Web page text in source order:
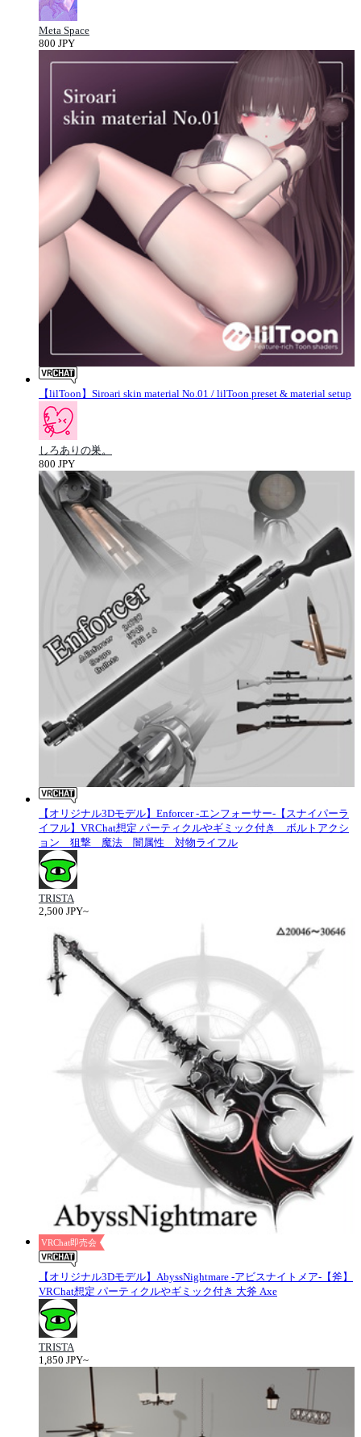
Meta Space
800 JPY
【lilToon】Siroari skin material No.01 / lilToon preset & material setup
しろありの巣。
800 JPY
【オリジナル3Dモデル】Enforcer -エンフォーサー-【スナイパーラ
イフル】VRChat想定 パーティクルやギミック付き ボルトアクシ
ョン 狙撃 魔法 闇属性 対物ライフル
TRISTA
2,500 JPY~
VRChat即売会
【オリジナル3Dモデル】AbyssNightmare -アビスナイトメア-【斧】
VRChat想定 パーティクルやギミック付き 大斧 Axe
TRISTA
1,850 JPY~